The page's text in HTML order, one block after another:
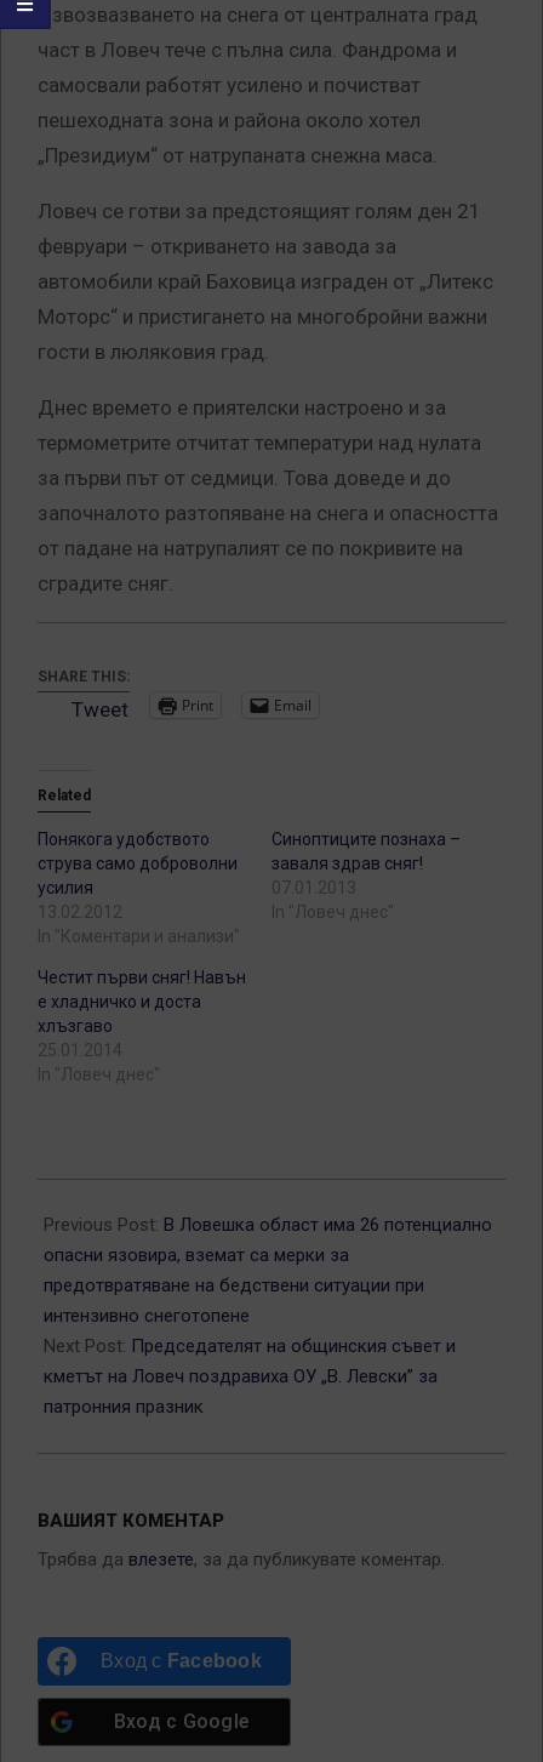
Извозвазването на снега от централната град
част в Ловеч тече с пълна сила. Фандрома и
самосвали работят усилено и почистват
пешеходната зона и района около хотел
„Президиум“ от натрупаната снежна маса.
Ловеч се готви за предстоящият голям ден 21
февруари – откриването на завода за
автомобили край Баховица изграден от „Литекс
Моторс“ и пристигането на многобройни важни
гости в люляковия град.
Днес времето е приятелски настроено и за
термометрите отчитат температури над нулата
за първи път от седмици. Това доведе и до
започналото разтопяване на снега и опасността
от падане на натрупалият се по покривите на
сградите сняг.
SHARE THIS:
Tweet Print Email
Related
Понякога удобството
струва само доброволни
усилия
13.02.2012
In "Коментари и анализи"
Синоптиците познаха –
заваля здрав сняг!
07.01.2013
In "Ловеч днес"
Честит първи сняг! Навън
е хладничко и доста
хлъзгаво
25.01.2014
In "Ловеч днес"
02-
17
Previous Post: В Ловешка област има 26 потенциално
опасни язовира, вземат са мерки за
предотвратяване на бедствени ситуации при
интензивно снеготопене
Next Post: Председателят на общинския съвет и
кметът на Ловеч поздравиха ОУ „В. Левски” за
патронния празник
ВАШИЯТ КОМЕНТАР
Трябва да влезете, за да публикувате коментар.
Вход с Facebook
Вход с Google